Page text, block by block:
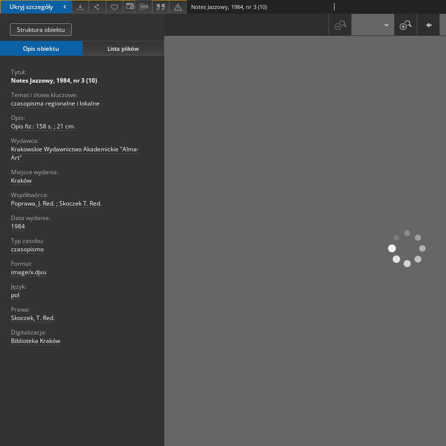
Ukryj szczegóły Notes Jazzowy, 1984, nr 3 (10)
Struktura obiektu
Opis obiektu Lista plików
Tytuł:
Notes Jazzowy, 1984, nr 3 (10)
Temat i słowa kluczowe:
czasopisma regionalne i lokalne
Opis:
Opis fiz.: 158 s. ; 21 cm.
Wydawca:
Krakowskie Wydawnictwo Akademickie "Alma-
Art"
Miejsce wydania:
Kraków
Współtwórca:
Poprawa, J. Red. ; Skoczek T. Red.
Data wydania:
1984
Typ zasobu:
czasopismo
Format:
image/x.djvu
Język:
pol
Prawa:
Skoczek, T. Red.
Digitalizacja:
Biblioteka Kraków